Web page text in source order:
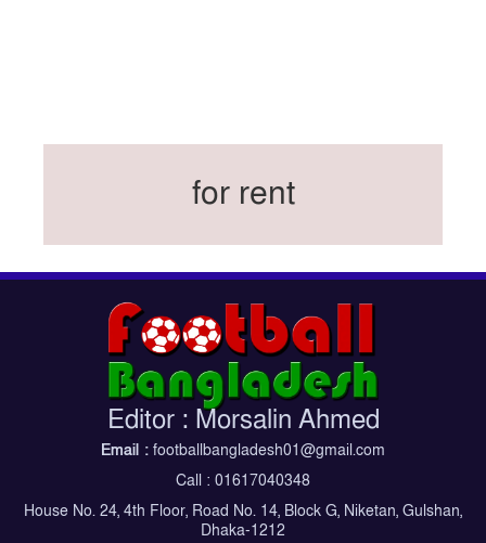
সরিয়ে নিয়েছে ইরান
বর্ষসেরা ক্রীড়াবিদ ও পপুলার চয়েজসহ ফুটবলার হামজা
ব্রাজিলের বিশ্বকাপ দলে নেইমার, জল্পনার অবসান
ইতিহাস গড়ার অপেক্ষায় রোনালদো!
ফেডারেশন কাপ: আজকের ফাইনাল বুধবার
কুল-বিএসপিএ অ্যাওয়ার্ডের সংক্ষিপ্ত তালিকায় হামজা-
ঋতুপর্ণা
বসুন্ধরা কিংসের ষষ্ঠ শিরোপা জয়
for rent
Editor : Morsalin Ahmed
Email : footballbangladesh01@gmail.com
Call : 01617040348
House No. 24, 4th Floor, Road No. 14, Block G, Niketan, Gulshan,
Dhaka-1212